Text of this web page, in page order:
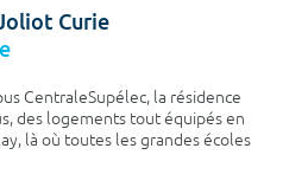
Curie
CentraleSupélec, la résidence
des logements tout équipés en
là où toutes les grandes écoles